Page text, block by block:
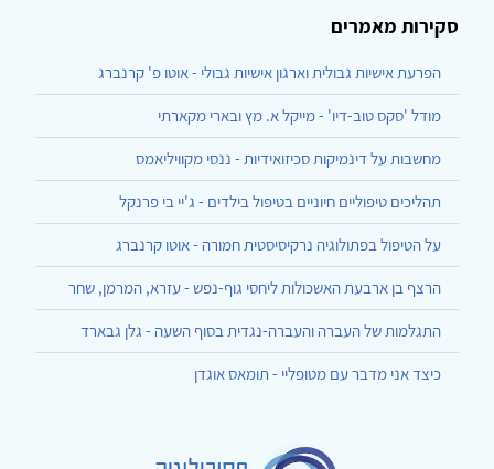
סקירות מאמרים
הפרעת אישיות גבולית וארגון אישיות גבולי - אוטו פ' קרנברג
מודל 'סקס טוב-דיו' - מייקל א. מץ ובארי מקארתי
מחשבות על דינמיקות סכיזואידיות - ננסי מקוויליאמס
תהליכים טיפוליים חיוניים בטיפול בילדים - ג'יי בי פרנקל
על הטיפול בפתולוגיה נרקיסיסטית חמורה - אוטו קרנברג
הרצף בן ארבעת האשכולות ליחסי גוף-נפש - עזרא, המרמן, שחר
התגלמות של העברה והעברה-נגדית בסוף השעה - גלן גבארד
כיצד אני מדבר עם מטופליי - תומאס אוגדן